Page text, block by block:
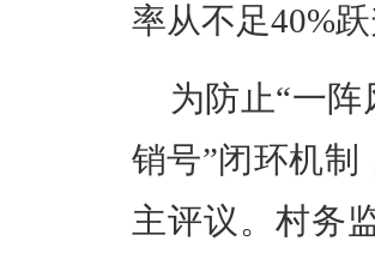
率从不足40%
为防止“一
销号”闭环机制
主评议。村务